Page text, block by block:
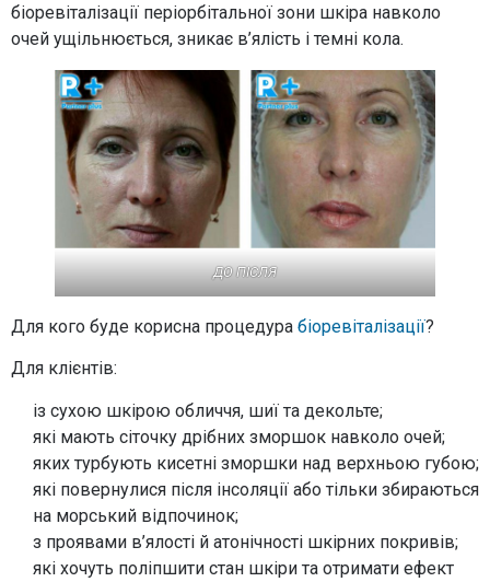
біоревіталізації періорбітальної зони шкіра навколо
очей ущільнюється, зникає в’ялість і темні кола.
ДО ПІСЛЯ
Для кого буде корисна процедура біоревіталізації?
Для клієнтів:
із сухою шкірою обличчя, шиї та декольте;
які мають сіточку дрібних зморшок навколо очей;
яких турбують кисетні зморшки над верхньою губою;
які повернулися після інсоляції або тільки збираються
на морський відпочинок;
з проявами в’ялості й атонічності шкірних покривів;
які хочуть поліпшити стан шкіри та отримати ефект